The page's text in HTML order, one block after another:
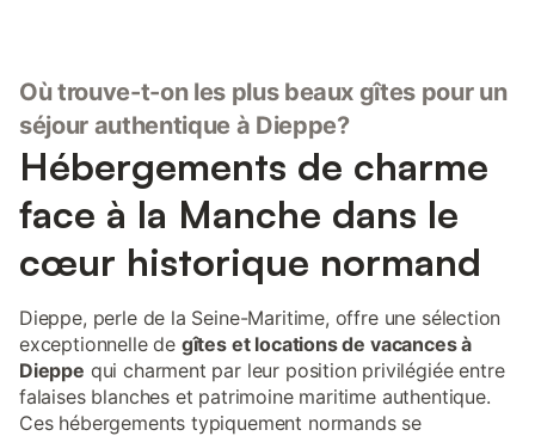
Où trouve-t-on les plus beaux gîtes pour un
séjour authentique à Dieppe?
Hébergements de charme
face à la Manche dans le
cœur historique normand
Dieppe, perle de la Seine-Maritime, offre une sélection
exceptionnelle de gîtes et locations de vacances à
Dieppe qui charment par leur position privilégiée entre
falaises blanches et patrimoine maritime authentique.
Ces hébergements typiquement normands se